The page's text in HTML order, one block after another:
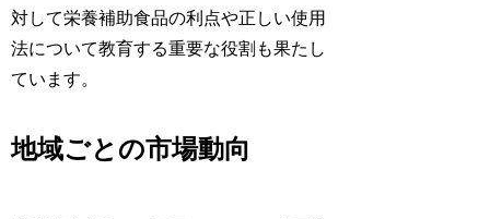
対して栄養補助食品の利点や正しい使用
法について教育する重要な役割も果たし
ています。
地域ごとの市場動向